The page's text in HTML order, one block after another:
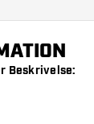
Beskrivelse: